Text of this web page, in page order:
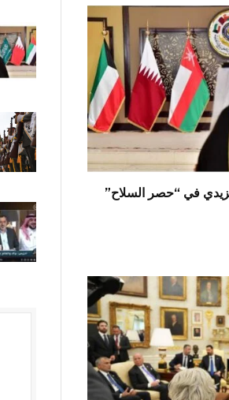
في “حصر السلاح”